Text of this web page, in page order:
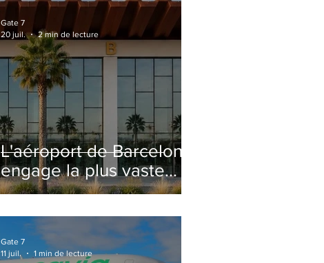
L'aéroport de Barcelone
engage la plus vaste
rénovation de son
ouverture
Gate 7
20 juil.
2 min de lecture
Gate 7
11 juil.
1 min de lecture